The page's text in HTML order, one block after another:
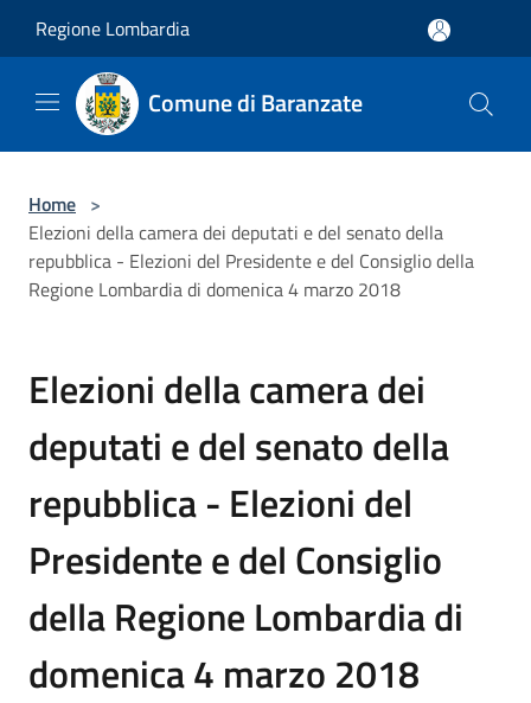
Regione Lombardia
Comune di Baranzate
Home >
Elezioni della camera dei deputati e del senato della
repubblica - Elezioni del Presidente e del Consiglio della
Regione Lombardia di domenica 4 marzo 2018
Elezioni della camera dei
deputati e del senato della
repubblica - Elezioni del
Presidente e del Consiglio
della Regione Lombardia di
domenica 4 marzo 2018